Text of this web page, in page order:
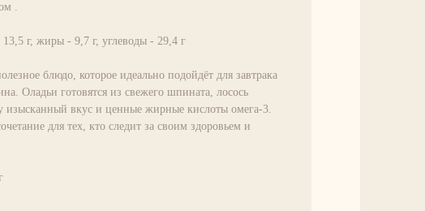
.
13,5 г, жиры - 9,7 г, углеводы - 29,4 г
блюдо, которое идеально подойдёт для завтрака
Оладьи готовятся из свежего шпината, лосось
изысканный вкус и ценные жирные кислоты омега-3.
для тех, кто следит за своим здоровьем и